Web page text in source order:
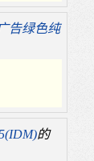
告绿色纯
的